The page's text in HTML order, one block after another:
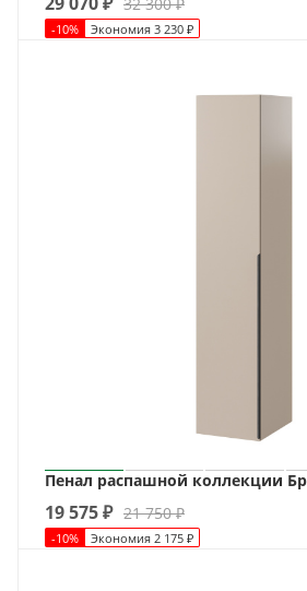
-10% Экономия 3 230 ₽
Пенал распашной коллекции
19 575₽ 21 750₽
-10% Экономия 2 175 ₽